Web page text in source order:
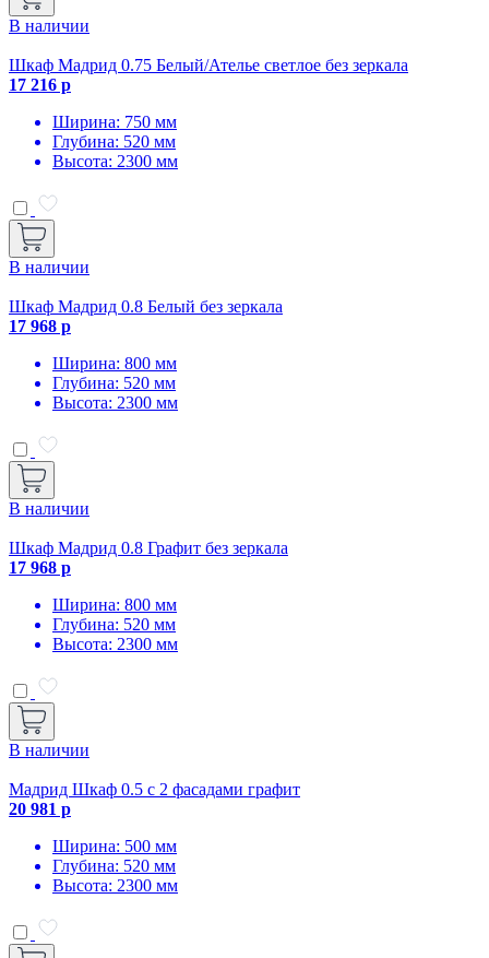
В наличии
Шкаф Мадрид 0.75 Белый/Ателье светлое без зеркала
17 216 р
Ширина: 750 мм
Глубина: 520 мм
Высота: 2300 мм
В наличии
Шкаф Мадрид 0.8 Белый без зеркала
17 968 р
Ширина: 800 мм
Глубина: 520 мм
Высота: 2300 мм
В наличии
Шкаф Мадрид 0.8 Графит без зеркала
17 968 р
Ширина: 800 мм
Глубина: 520 мм
Высота: 2300 мм
В наличии
Мадрид Шкаф 0.5 с 2 фасадами графит
20 981 р
Ширина: 500 мм
Глубина: 520 мм
Высота: 2300 мм